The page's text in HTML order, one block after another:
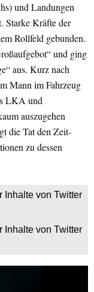
und Landungen
Starke Kräfte der
Rollfeld gebunden.
und ging
aus. Kurz nach
Mann im Fahrzeug
LKA und
auszugehen
die Tat den Zeit-
zu dessen
Inhalte von Twitter
Inhalte von Twitter